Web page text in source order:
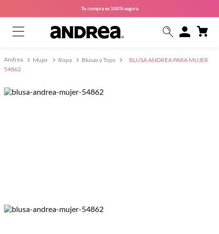
Tu compra es 100% segura
Mujer Ropa Blusas y Tops
BLUSA ANDREA PARA MUJER
54862